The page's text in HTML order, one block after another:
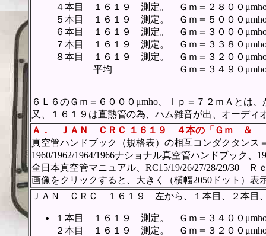
４本目 １６１９ 測定。 Ｇｍ＝２８００μmho
５本目 １６１９ 測定。 Ｇｍ＝５０００μmho
６本目 １６１９ 測定。 Ｇｍ＝３０００μmho
７本目 １６１９ 測定。 Ｇｍ＝３３８０μmho
８本目 １６１９ 測定。 Ｇｍ＝３２００μmho
平均 Ｇｍ＝３４９０μmho、Ｉｐ
６Ｌ６のＧｍ＝６０００μmho、Ｉｐ＝７２ｍＡとは
又、１６１９は直熱管の為、ハム雑音が出、オーディ
Ａ．
ＪＡＮ ＣＲＣ １６１９ ４本の「Ｇｍ ＆
真空管ハンドブック（規格表）の相互コンダクタンス
1960/1962/1964/1966ナショナル真空管ハンドブック
全日本真空管マニュアル、RC15/19/26/27/28/29/30
画像をクリックすると、大きく（横幅2050ドット）表
ＪＡＮ ＣＲＣ １６１９ 左から、１本目、２本目
１本目 １６１９ 測定。 Ｇｍ＝３４００μmho
２本目 １６１９ 測定。 Ｇｍ＝３２００μmho